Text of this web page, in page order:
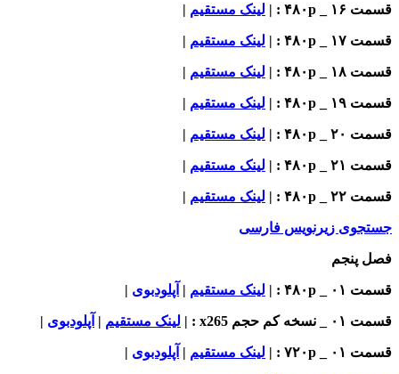
قسمت ۱۶ _ ۴۸۰p : | لینک مستقیم |
قسمت ۱۷ _ ۴۸۰p : | لینک مستقیم |
قسمت ۱۸ _ ۴۸۰p : | لینک مستقیم |
قسمت ۱۹ _ ۴۸۰p : | لینک مستقیم |
قسمت ۲۰ _ ۴۸۰p : | لینک مستقیم |
قسمت ۲۱ _ ۴۸۰p : | لینک مستقیم |
قسمت ۲۲ _ ۴۸۰p : | لینک مستقیم |
جستجوی زیرنویس فارسی
فصل پنجم
قسمت ۰۱ _ ۴۸۰p : | لینک مستقیم | آپلودبوی |
قسمت ۰۱ _ نسخه کم حجم x265 : | لینک مستقیم | آپلودبوی |
قسمت ۰۱ _ ۷۲۰p : | لینک مستقیم | آپلودبوی |